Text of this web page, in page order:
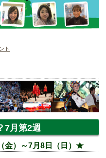
ト
7月第2週
）～7月8日（日）★